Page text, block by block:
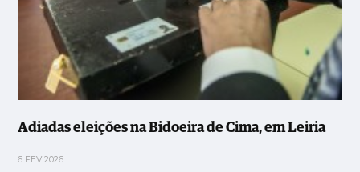
Adiadas eleições na Bidoeira de Cima, em Leiria
6 FEV 2026